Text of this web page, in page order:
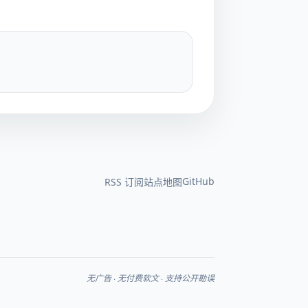
RSS 订阅站点地图GitHub
无广告 · 无付费软文 · 支持公开勘误